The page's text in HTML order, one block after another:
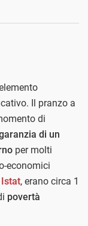
Il pranzo a
di
di un
per molti
economici
Istat, erano circa 1
povertà